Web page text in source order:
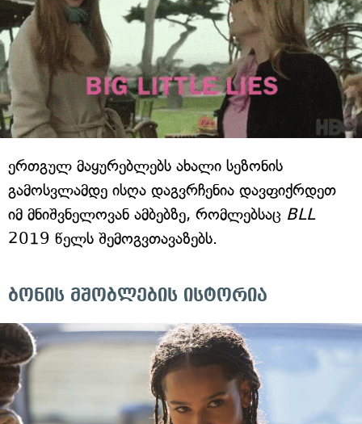
ერთგულ მაყურებლებს ახალი სეზონის
გამოსვლამდე ისღა დაგვრჩენია დავფიქრდეთ
იმ მნიშვნელოვან ამბებზე, რომლებსაც BLL
2019 წელს შემოგვთავაზებს.
ბონის მშობლების ისტორია